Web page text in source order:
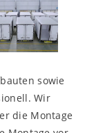
sowie
Wir
die Montage